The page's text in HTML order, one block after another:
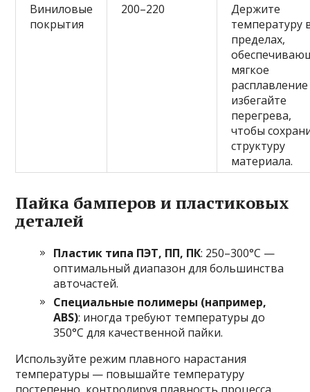
Виниловые
покрытия
200–220
Держите
температуру
пределах,
мягкое
избегайте
перегрева,
чтобы
структуру
материала.
Пайка бамперов и пластиковых
деталей
Пластик типа ПЭТ, ПП, ПК: 250–300°C —
оптимальный диапазон для большинства
авточастей.
Специальные полимеры (например,
ABS): иногда требуют температуры до
350°C для качественной пайки.
Используйте режим плавного нарастания
температуры — повышайте температуру